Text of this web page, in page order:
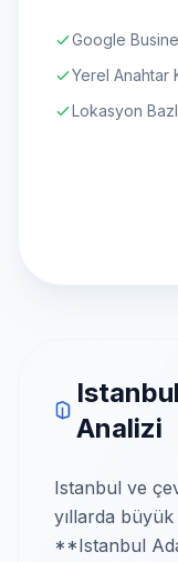
Google
Yerel Anahtar
Lokasyon
Analizi
Istanbul ve
yıllarda
**Istanbul